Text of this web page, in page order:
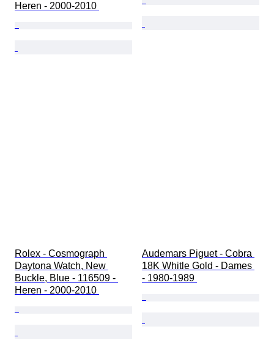
Heren - 2000-2010
Rolex - Cosmograph
Daytona Watch, New
Buckle, Blue - 116509 -
Heren - 2000-2010
Audemars Piguet - Cobra
18K Whitle Gold - Dames
- 1980-1989